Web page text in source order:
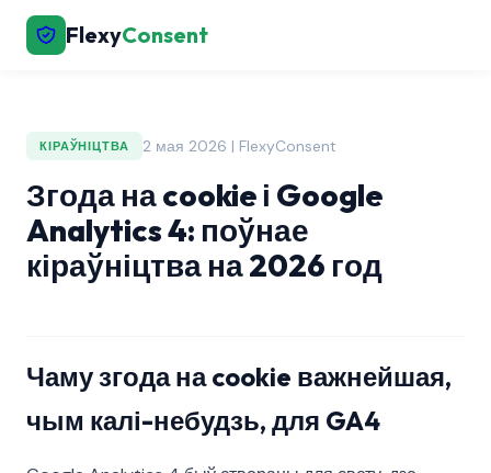
FlexyConsent
КІРАЎНІЦТВА 2 мая 2026 | FlexyConsent
Згода на cookie і Google
Analytics 4: поўнае
кіраўніцтва на 2026 год
Чаму згода на cookie важнейшая,
чым калі-небудзь, для GA4